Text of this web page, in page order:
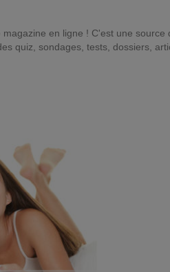
en ligne ! C'est une
quiz, sondages, tests, dossiers,